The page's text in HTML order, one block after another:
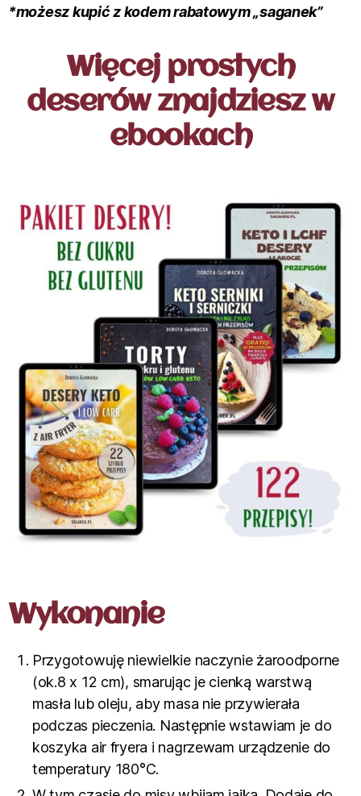
*możesz kupić z kodem rabatowym „saganek”
Więcej prostych
deserów znajdziesz w
ebookach
Wykonanie
Przygotowuję niewielkie naczynie żaroodporne
(ok.8 x 12 cm), smarując je cienką warstwą
masła lub oleju, aby masa nie przywierała
podczas pieczenia. Następnie wstawiam je do
koszyka air fryera i nagrzewam urządzenie do
temperatury 180°C.